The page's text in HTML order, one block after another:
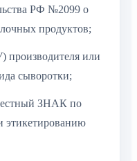
РФ №2099 о
продуктов;
производителя или
сыворотки;
ЗНАК по
этикетированию